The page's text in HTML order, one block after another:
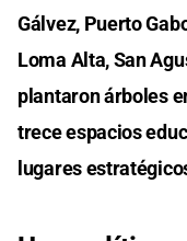
Gálvez, Puerto
Loma Alta, San
plantaron árboles
trece espacios
lugares